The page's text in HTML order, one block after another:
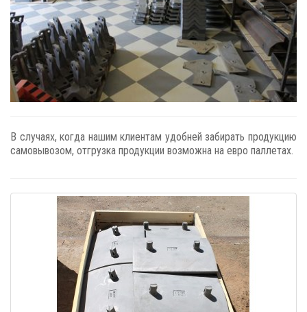
В случаях, когда нашим клиентам удобней забирать продукцию
самовывозом, отгрузка продукции возможна на евро паллетах.